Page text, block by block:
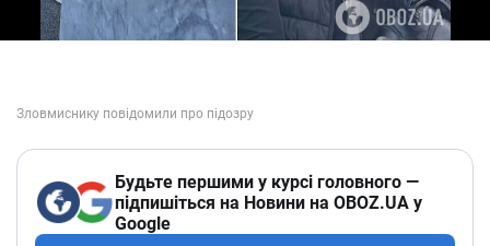
Будьте першими у курсі головного —
підпишіться на Новини на OBOZ.UA у
Google